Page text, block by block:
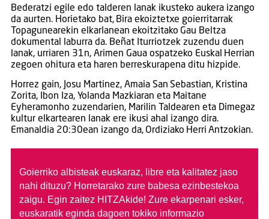
Bederatzi egile edo talderen lanak ikusteko aukera izango
da aurten. Horietako bat, Bira ekoiztetxe goierritarrak
Topagunearekin elkarlanean ekoitzitako Gau Beltza
dokumental laburra da. Beñat Iturriotzek zuzendu duen
lanak, urriaren 31n, Arimen Gaua ospatzeko Euskal Herrian
zegoen ohitura eta haren berreskurapena ditu hizpide.
Horrez gain, Josu Martinez, Amaia San Sebastian, Kristina
Zorita, Ibon Iza, Yolanda Mazkiaran eta Maitane
Eyheramonho zuzendarien, Marilin Taldearen eta Dimegaz
kultur elkartearen lanak ere ikusi ahal izango dira.
Emanaldia 20:30ean izango da, Ordiziako Herri Antzokian.
Goierriko albisteak euskaraz, libre eta kalitatez jaso
nahi dituzu? Horretarako zure babesa ezinbestekoa
zaigu. Egin zaitez HITZAkide! Zure ekarpenari esker,
euskaratik eginda dagoen tokiko informazio